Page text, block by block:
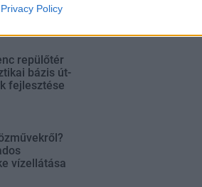
Privacy Policy
repülőtér
bázis út-
fejlesztése
vízellátása